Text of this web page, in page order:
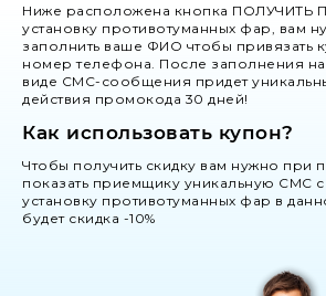
Ниже расположена кнопка ПОЛУЧИТЬ
установку противотуманных фар, вам
заполнить ваше ФИО чтобы привязать
номер телефона. После заполнения
виде СМС-сообщения придет
действия промокода 30 дней!
Как использовать купон?
Чтобы получить скидку вам нужно при
показать приемщику уникальную СМС
установку противотуманных фар в
будет скидка -10%